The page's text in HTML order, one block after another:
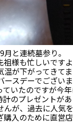
と連続墓参り。
様も忙しいです
が下がってきて
ースデーでござ
いたのですが今
のプレゼントがあ
が、過去に人気
入のために直営